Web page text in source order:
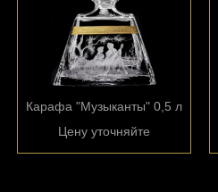
Карафа "Музыканты" 0,5 л
Цену уточняйте